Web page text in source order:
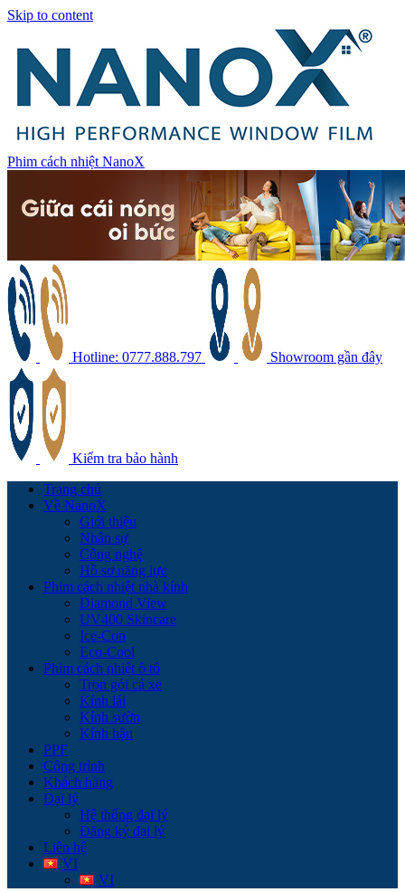
Skip to content
Phim cách nhiệt NanoX
Hotline: 0777.888.797 Showroom gần đây
Kiểm tra bảo hành
Trang chủ
Về NanoX
Giới thiệu
Nhân sự
Công nghệ
Hồ sơ năng lực
Phim cách nhiệt nhà kính
Diamond View
UV400 Skincare
Ice-Con
Eco-Cool
Phim cách nhiệt ô tô
Trọn gói cả xe
Kính lái
Kính sườn
Kính hậu
PPF
Công trình
Khách hàng
Đại lý
Hệ thống đại lý
Đăng ký đại lý
Liên hệ
VI
VI